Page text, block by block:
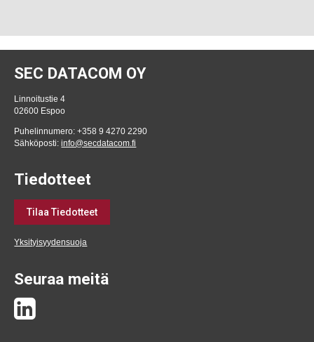
SEC DATACOM OY
Linnoitustie 4
02600 Espoo
Puhelinnumero: +358 9 4270 2290
Sähköposti:info@secdatacom.fi
Tiedotteet
Tilaa Tiedotteet
Yksityisyydensuoja
Seuraa meitä